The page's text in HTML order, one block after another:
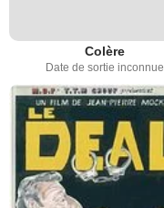
Colère
Date de sortie inconnue